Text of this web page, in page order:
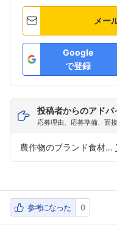
メー
Google
で登録
投稿者からのアドバ
応募理由、応募準備、面
農作物のブランド食材…
参考になった 0